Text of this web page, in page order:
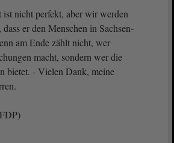
ist nicht perfekt, aber wir werden
dass er den Menschen in Sachsen-
am Ende zählt nicht, wer
macht, sondern wer die
bietet. - Vielen Dank, meine